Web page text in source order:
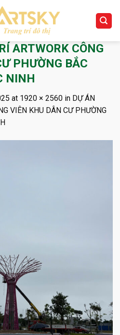
ARTWORK CÔNG
PHƯỜNG BẮC
NINH
at 1920 × 2560 in DỰ ÁN
VIÊN KHU DÂN CƯ PHƯỜNG